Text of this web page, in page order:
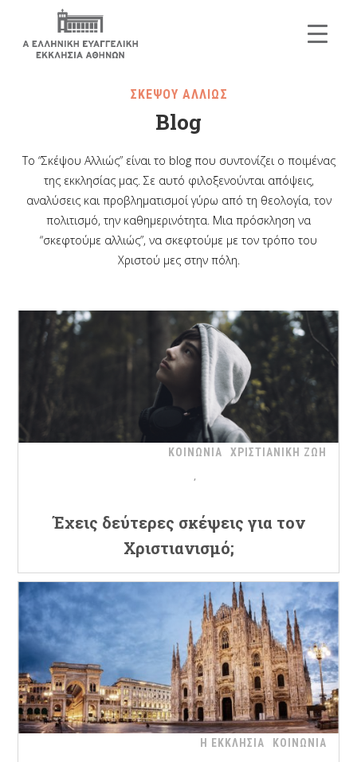
ΣΚΕΨΟΥ ΑΛΛΙΩΣ
Blog
Το “Σκέψου Αλλιώς” είναι το blog που συντονίζει ο ποιμένας
της εκκλησίας μας. Σε αυτό φιλοξενούνται απόψεις,
αναλύσεις και προβληματισμοί γύρω από τη θεολογία, τον
πολιτισμό, την καθημερινότητα. Μια πρόσκληση να
“σκεφτούμε αλλιώς”, να σκεφτούμε με τον τρόπο του
Χριστού μες στην πόλη.
ΚΟΙΝΩΝΙΑ ΧΡΙΣΤΙΑΝΙΚΗ ΖΩΗ
Έχεις δεύτερες σκέψεις για τον
Χριστιανισμό;
Η ΕΚΚΛΗΣΙΑ ΚΟΙΝΩΝΙΑ